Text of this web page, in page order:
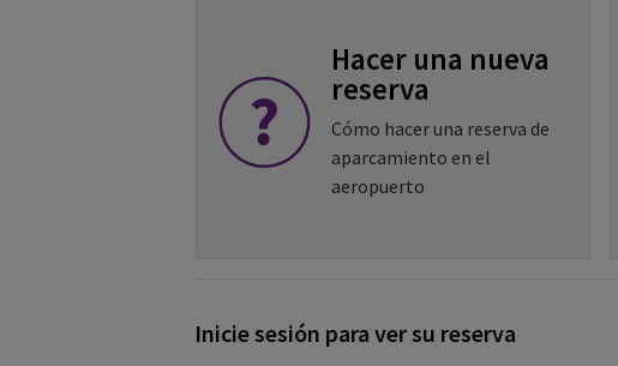
Hacer una nueva
reserva
Cómo hacer una reserva de
aparcamiento en el
aeropuerto
Inicie sesión para ver su reserva